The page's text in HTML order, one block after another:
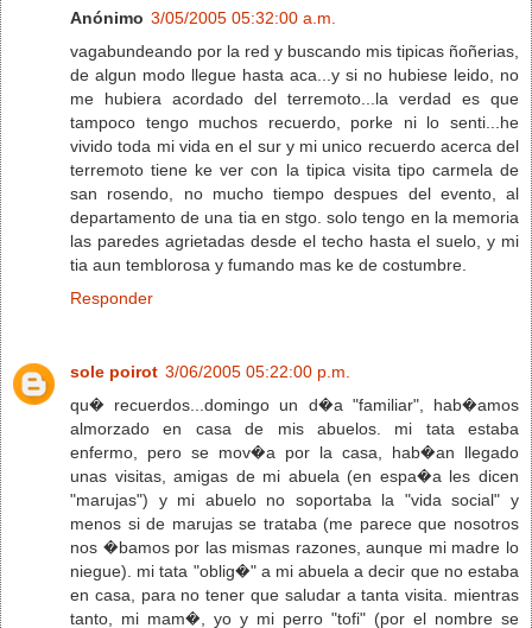
Anónimo 3/05/2005 05:32:00 a.m.
vagabundeando por la red y buscando mis tipicas ñoñerias,
de algun modo llegue hasta aca...y si no hubiese leido, no
me hubiera acordado del terremoto...la verdad es que
tampoco tengo muchos recuerdo, porke ni lo senti...he
vivido toda mi vida en el sur y mi unico recuerdo acerca del
terremoto tiene ke ver con la tipica visita tipo carmela de
san rosendo, no mucho tiempo despues del evento, al
departamento de una tia en stgo. solo tengo en la memoria
las paredes agrietadas desde el techo hasta el suelo, y mi
tia aun temblorosa y fumando mas ke de costumbre.
Responder
sole poirot 3/06/2005 05:22:00 p.m.
qu� recuerdos...domingo un d�a "familiar", hab�amos
almorzado en casa de mis abuelos. mi tata estaba
enfermo, pero se mov�a por la casa, hab�an llegado
unas visitas, amigas de mi abuela (en espa�a les dicen
"marujas") y mi abuelo no soportaba la "vida social" y
menos si de marujas se trataba (me parece que nosotros
nos �bamos por las mismas razones, aunque mi madre lo
niegue). mi tata "oblig�" a mi abuela a decir que no estaba
en casa, para no tener que saludar a tanta visita. mientras
tanto, mi mam�, yo y mi perro "tofi" (por el nombre se